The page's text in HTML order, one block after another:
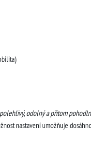
odolný a přitom
nastavení umožňuje